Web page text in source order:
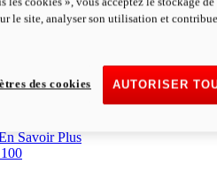
Savoir Plus
ftCouple
Poids humide (sans carburant)
Savoir Plus
le site, analyser son utilisation et
AUTORISER
des cookies